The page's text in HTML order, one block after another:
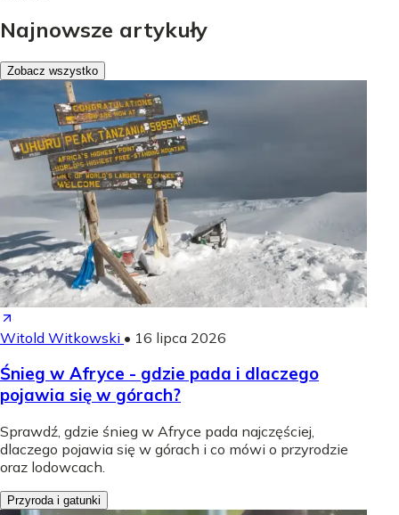
Najnowsze artykuły
Zobacz wszystko
Witold Witkowski • 16 lipca 2026
Śnieg w Afryce - gdzie pada i dlaczego
pojawia się w górach?
Sprawdź, gdzie śnieg w Afryce pada najczęściej,
dlaczego pojawia się w górach i co mówi o przyrodzie
oraz lodowcach.
Przyroda i gatunki